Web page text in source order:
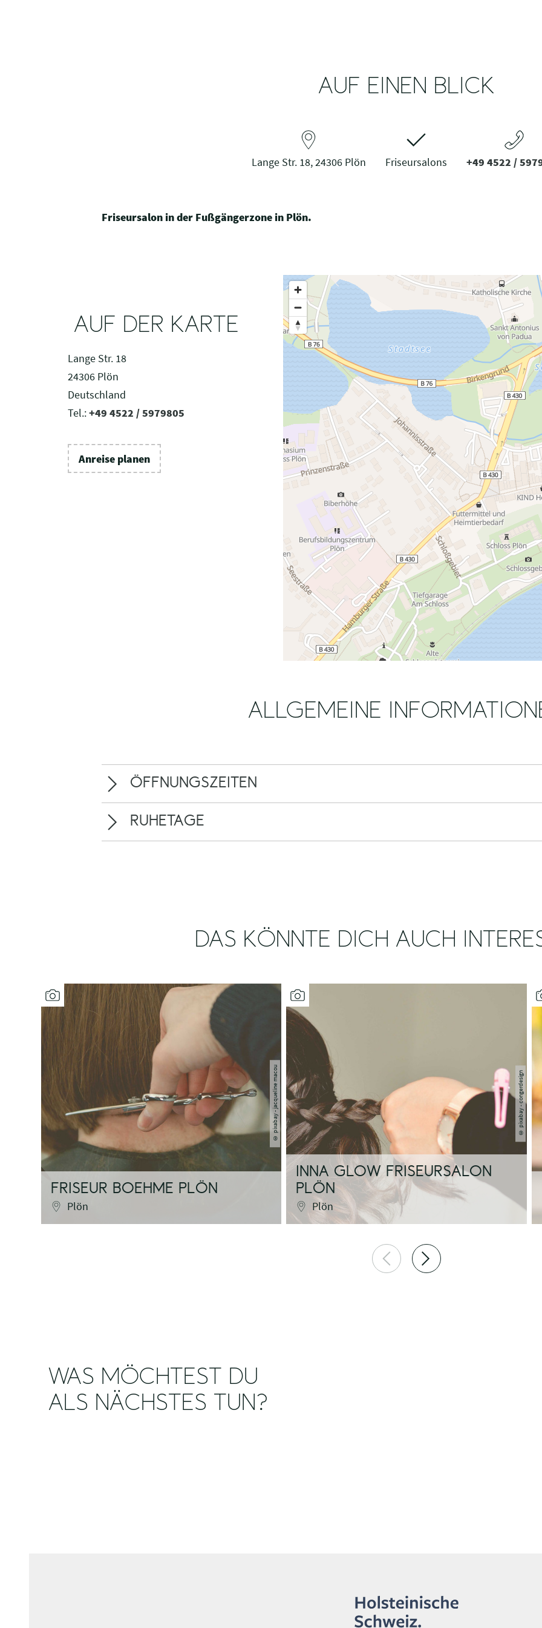
AUF EINEN BLICK
Lange Str. 18, 24306 Plön Friseursalons +49 4522 /
Friseursalon in der Fußgängerzone in Plön.
AUF DER KARTE
Lange Str. 18
24306 Plön
Deutschland
Tel.:+49 4522 / 5979805
Anreise planen
ALLGEMEINE
ÖFFNUNGSZEITEN
RUHETAGE
DAS KÖNNTE DICH AUCH
FRISEUR BOEHME PLÖN
Plön
©
pixabay - jacqueline macou
INNA GLOW FRISEURSALON
PLÖN
Plön
©
pixabay - congerdesign
WAS MÖCHTEST DU
ALS NÄCHSTES TUN?